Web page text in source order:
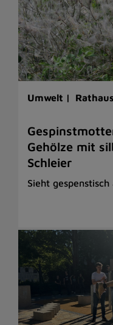
Umwelt | Rathaus
Gehölze mit
Schleier
Sieht